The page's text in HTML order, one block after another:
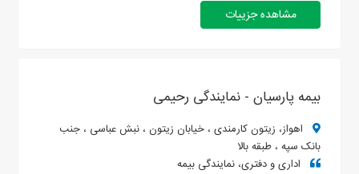
مشاهده جزییات
بیمه پارسیان - نمایندگی رحیمی
اهواز، زیتون کارمندی ، خیابان زیتون ، نبش عباسی ، جنب
بانک سپه ، طبقه بالا
اداری و دفتری، نمایندگی بیمه